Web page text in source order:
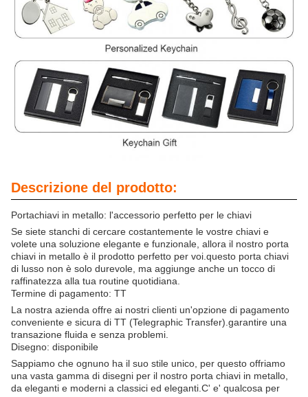
Descrizione del prodotto:
Portachiavi in metallo: l'accessorio perfetto per le chiavi
Se siete stanchi di cercare costantemente le vostre chiavi e
volete una soluzione elegante e funzionale, allora il nostro porta
chiavi in metallo è il prodotto perfetto per voi.questo porta chiavi
di lusso non è solo durevole, ma aggiunge anche un tocco di
raffinatezza alla tua routine quotidiana.
Termine di pagamento: TT
La nostra azienda offre ai nostri clienti un'opzione di pagamento
conveniente e sicura di TT (Telegraphic Transfer).garantire una
transazione fluida e senza problemi.
Disegno: disponibile
Sappiamo che ognuno ha il suo stile unico, per questo offriamo
una vasta gamma di disegni per il nostro porta chiavi in metallo,
da eleganti e moderni a classici ed eleganti.C' e' qualcosa per